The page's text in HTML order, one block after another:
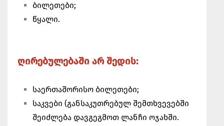
ბილეთები;
წყალი.
ღირებულებაში არ შედის:
საერთაშორისო ბილეთები;
საკვები (განსაკუთრებულ შემთხვევებში
შეიძლება დავგეგმოთ ლანჩი ოჯახში.